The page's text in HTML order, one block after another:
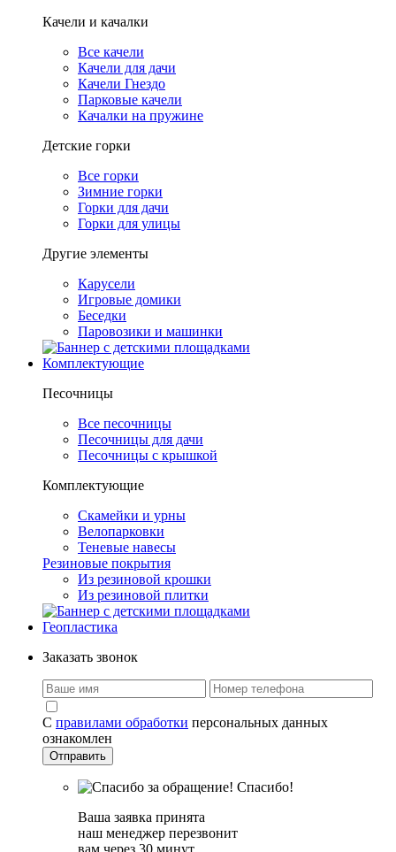
Качели и качалки
Все качели
Качели для дачи
Качели Гнездо
Парковые качели
Качалки на пружине
Детские горки
Все горки
Зимние горки
Горки для дачи
Горки для улицы
Другие элементы
Карусели
Игровые домики
Беседки
Паровозики и машинки
Комплектующие
Песочницы
Все песочницы
Песочницы для дачи
Песочницы с крышкой
Комплектующие
Скамейки и урны
Велопарковки
Теневые навесы
Резиновые покрытия
Из резиновой крошки
Из резиновой плитки
Геопластика
Заказать звонок
С правилами обработки персональных данных
ознакомлен
Спасибо!
Ваша заявка принята
наш менеджер перезвонит
вам через 30 минут